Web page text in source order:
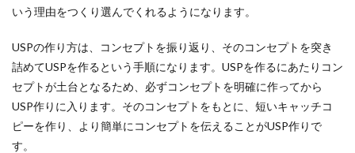
いう理由をつくり選んでくれるようになります。
USPの作り方は、コンセプトを振り返り、そのコンセプトを突き
詰めてUSPを作るという手順になります。USPを作るにあたりコン
セプトが土台となるため、必ずコンセプトを明確に作ってから
USP作りに入ります。そのコンセプトをもとに、短いキャッチコ
ピーを作り、より簡単にコンセプトを伝えることがUSP作りで
す。